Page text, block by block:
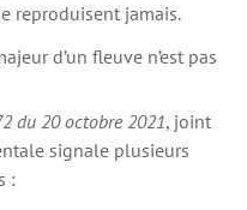
reproduisent jamais.
d’un fleuve n’est pas
du 20 octobre 2021, joint
signale plusieurs
: